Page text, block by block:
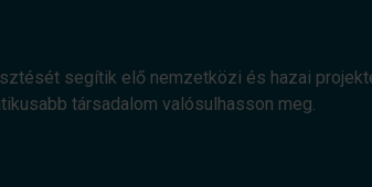
segítik elő nemzetközi és hazai
társadalom valósulhasson meg.